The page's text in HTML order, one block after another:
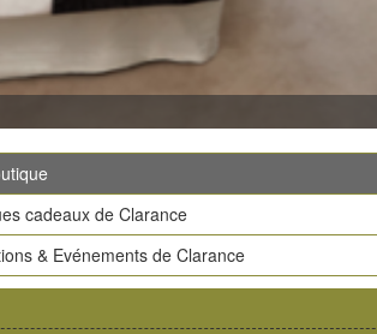
cadeaux de Clarance
& Evénements de Clarance